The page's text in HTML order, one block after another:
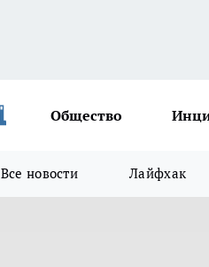
Общество
Все новости Лайфхак